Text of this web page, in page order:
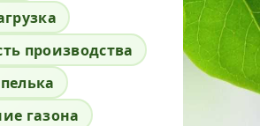
производства
газона